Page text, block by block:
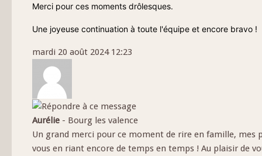
Merci pour ces moments drôlesques.
Une joyeuse continuation à toute l'équipe et encore bravo !
mardi 20 août 2024 12:23
Aurélie - Bourg les valence
Un grand merci pour ce moment de rire en famille, mes
vous en riant encore de temps en temps ! Au plaisir de